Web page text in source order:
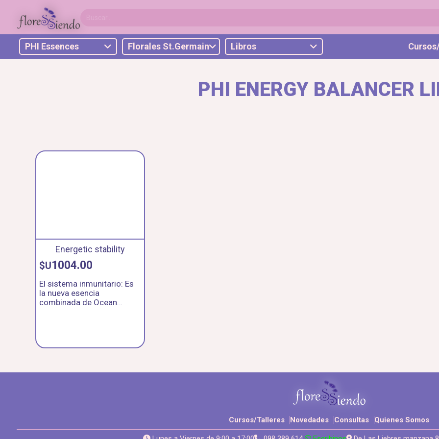
PHI Essences Florales St.Germain Libros
PHI ENERGY BALANCER
Energetic stability
$U1004.00
El sistema inmunitario: Es
la nueva esencia
combinada de Ocean
de esencias nos ofrece la
Cursos/Talleres Novedades Consultas Quienes Somos